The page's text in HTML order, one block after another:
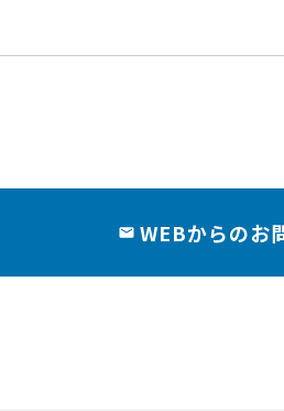
WEBからのお